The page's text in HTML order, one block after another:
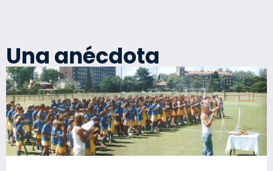
Una anécdota